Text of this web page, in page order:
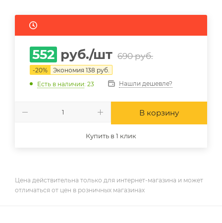
552 руб./шт 690руб.
-20% Экономия 138 руб.
Есть в наличии: 23 Нашли дешевле?
В корзину
Купить в 1 клик
Цена действительна только для интернет-магазина и может
отличаться от цен в розничных магазинах